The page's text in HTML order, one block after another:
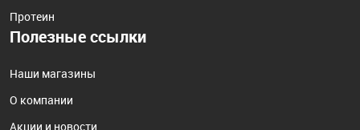
Протеин
Полезные ссылки
Наши магазины
О компании
Акции и новости